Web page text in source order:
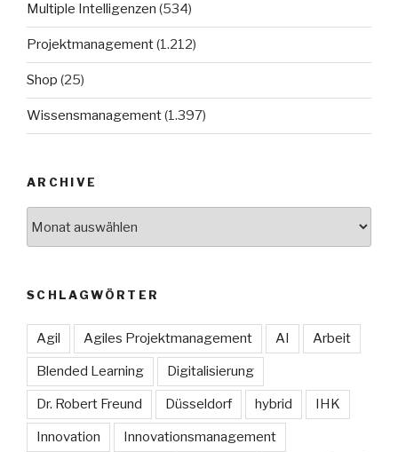
Multiple Intelligenzen (534)
Projektmanagement(1.212)
Shop (25)
Wissensmanagement(1.397)
ARCHIVE
SCHLAGWÖRTER
Agil Agiles Projektmanagement AI Arbeit
Blended Learning Digitalisierung
Dr. Robert Freund Düsseldorf hybrid IHK
Innovation Innovationsmanagement